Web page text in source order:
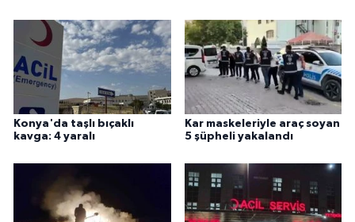
Konya'da taşlı bıçaklı
kavga: 4 yaralı
Kar maskeleriyle araç soyan
5 şüpheli yakalandı